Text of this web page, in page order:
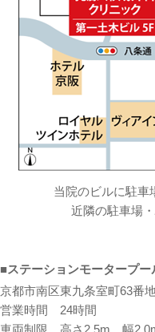
当院のビルに駐車
近隣の駐車場
■ステーションモータープー
京都市南区東九条室町63
営業時間 24時間